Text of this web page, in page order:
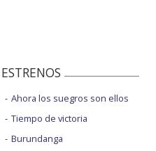
Ahora los suegros son ellos
Tiempo de victoria
Burundanga